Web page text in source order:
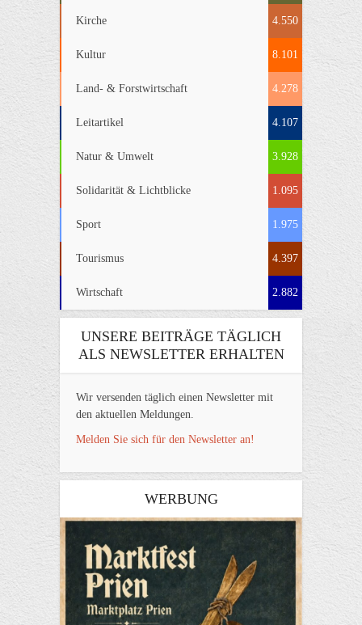
Kirche 4.550
Kultur 8.101
Land- & Forstwirtschaft 4.278
Leitartikel 4.107
Natur & Umwelt 3.928
Solidarität & Lichtblicke 1.095
Sport 1.975
Tourismus 4.397
Wirtschaft 2.882
UNSERE BEITRÄGE TÄGLICH
ALS NEWSLETTER ERHALTEN
Wir versenden täglich einen Newsletter mit
den aktuellen Meldungen.
Melden Sie sich für den Newsletter an!
WERBUNG